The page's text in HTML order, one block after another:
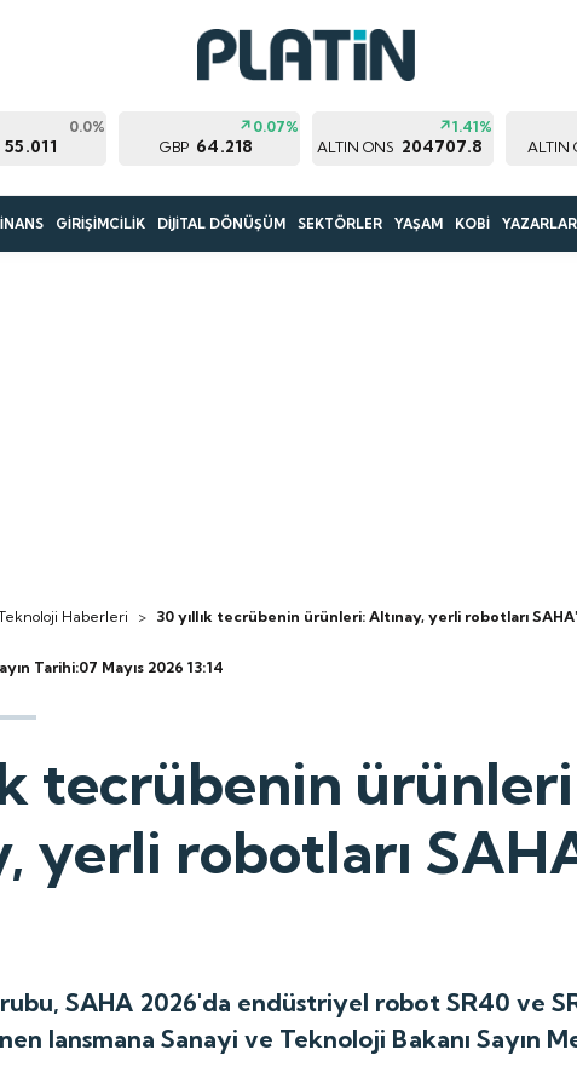
55.011
0.0%
GBP 64.218
0.07%
ALTIN ONS 204707.8
1.41%
ALTIN
GİRİŞİMCİLİK DİJİTAL DÖNÜŞÜM SEKTÖRLER YAŞAM KOBİ YAZARLAR
Haberleri > 30 yıllık tecrübenin ürünleri: Altınay, yerli robotları
Tarihi:07 Mayıs 2026 13:14
tecrübenin
yerli robotları
SAHA 2026'da endüstriyel robot SR40 ve
lansmana Sanayi ve Teknoloji Bakanı Sayın